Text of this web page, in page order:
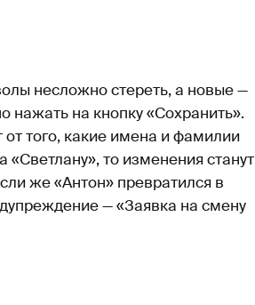
несложно стереть, а новые —
нажать на кнопку «Сохранить».
от того, какие имена и фамилии
то изменения станут
же «Антон» превратился в
— «Заявка на смену